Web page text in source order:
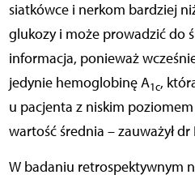
siatkówce i nerkom bardziej
glukozy i może prowadzić do
informacja, ponieważ
jedynie hemoglobinę A1c,
u pacjenta z niskim
wartość średnia – zauważył dr
W badaniu retrospektywnym